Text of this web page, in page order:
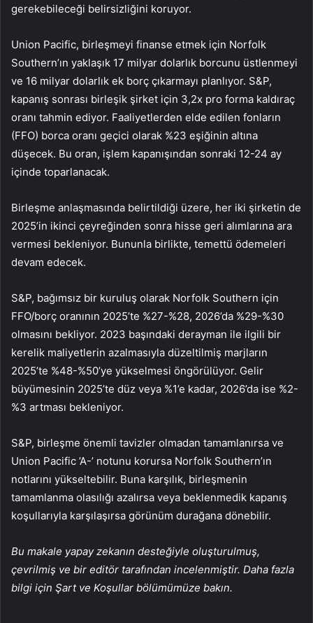
gerekebileceği belirsizliğini koruyor.
Union Pacific, birleşmeyi finanse etmek için Norfolk
Southern’ın yaklaşık 17 milyar dolarlık borcunu üstlenmeyi
ve 16 milyar dolarlık ek borç çıkarmayı planlıyor. S&P,
kapanış sonrası birleşik şirket için 3,2x pro forma kaldıraç
oranı tahmin ediyor. Faaliyetlerden elde edilen fonların
(FFO) borca oranı geçici olarak %23 eşiğinin altına
düşecek. Bu oran, işlem kapanışından sonraki 12-24 ay
içinde toparlanacak.
Birleşme anlaşmasında belirtildiği üzere, her iki şirketin de
2025’in ikinci çeyreğinden sonra hisse geri alımlarına ara
vermesi bekleniyor. Bununla birlikte, temettü ödemeleri
devam edecek.
S&P, bağımsız bir kuruluş olarak Norfolk Southern için
FFO/borç oranının 2025’te %27-%28, 2026’da %29-%30
olmasını bekliyor. 2023 başındaki derayman ile ilgili bir
kerelik maliyetlerin azalmasıyla düzeltilmiş marjların
2025’te %48-%50’ye yükselmesi öngörülüyor. Gelir
büyümesinin 2025’te düz veya %1’e kadar, 2026’da ise %2-
%3 artması bekleniyor.
S&P, birleşme önemli tavizler olmadan tamamlanırsa ve
Union Pacific ’A-’ notunu korursa Norfolk Southern’ın
notlarını yükseltebilir. Buna karşılık, birleşmenin
tamamlanma olasılığı azalırsa veya beklenmedik kapanış
koşullarıyla karşılaşırsa görünüm durağana dönebilir.
Bu makale yapay zekanın desteğiyle oluşturulmuş,
çevrilmiş ve bir editör tarafından incelenmiştir. Daha fazla
bilgi için Şart ve Koşullar bölümümüze bakın.